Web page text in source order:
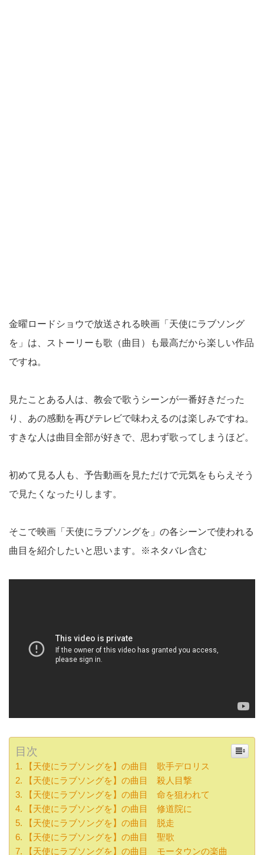
金曜ロードショウで放送される映画「天使にラブソング
を」は、ストーリーも歌（曲目）も最高だから楽しい作品
ですね。
見たことある人は、教会で歌うシーンが一番好きだった
り、あの感動を再びテレビで味わえるのは楽しみですね。
すきな人は曲目全部が好きで、思わず歌ってしまうほど。
初めて見る人も、予告動画を見ただけで元気をもらえそう
で見たくなったりします。
そこで映画「天使にラブソングを」の各シーンで使われる
曲目を紹介したいと思います。※ネタバレ含む
目次
【天使にラブソングを】の曲目 歌手デロリス
【天使にラブソングを】の曲目 殺人目撃
【天使にラブソングを】の曲目 命を狙われて
【天使にラブソングを】の曲目 修道院に
【天使にラブソングを】の曲目 脱走
【天使にラブソングを】の曲目 聖歌
【天使にラブソングを】の曲目 モータウンの楽曲